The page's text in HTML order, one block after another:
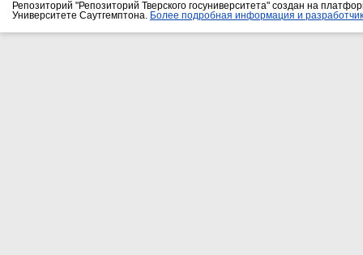
Репозиторий "Репозиторий Тверского госуниверситета" создан на
Университете Саутгемптона. Более подробная информация и